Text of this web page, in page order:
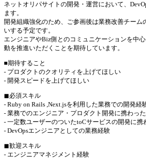
ネットオリパサイトの開発・運営において、
ます。
開発組織強化のため、ご参画後は業務改善チーム
いする予定です。
エンジニアやBiz側とのコミュニケーションを中
動を推進いただくことを期待しています。
■期待すること
- プロダクトのクオリティを上げてほしい
- 開発スピードを上げてほしい
◼︎必須スキル
- Ruby on Rails ,Next.jsを利用した業務での開発経
- 業務でのエンジニア・プロダクト開発に携わっ
- 一定数ユーザーのついたtoCサービスの開発に携
- DevOpsエンジニアとしての業務経験
◼︎歓迎スキル
- エンジニアマネジメント経験